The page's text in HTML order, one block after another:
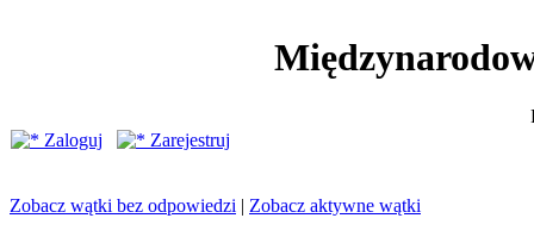
Zaloguj
Zarejestruj
Zobacz wątki bez odpowiedzi | Zobacz aktywne wątki